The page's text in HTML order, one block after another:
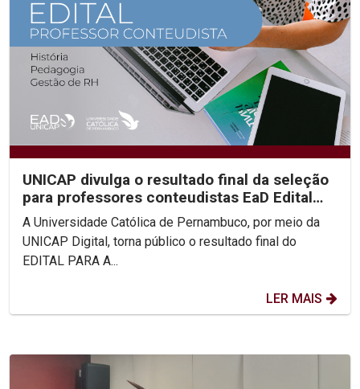
UNICAP divulga o resultado final da seleção
para professores conteudistas EaD Edital
2023/02
A Universidade Católica de Pernambuco, por meio da
UNICAP Digital, torna público o resultado final do
EDITAL PARA A...
LER MAIS